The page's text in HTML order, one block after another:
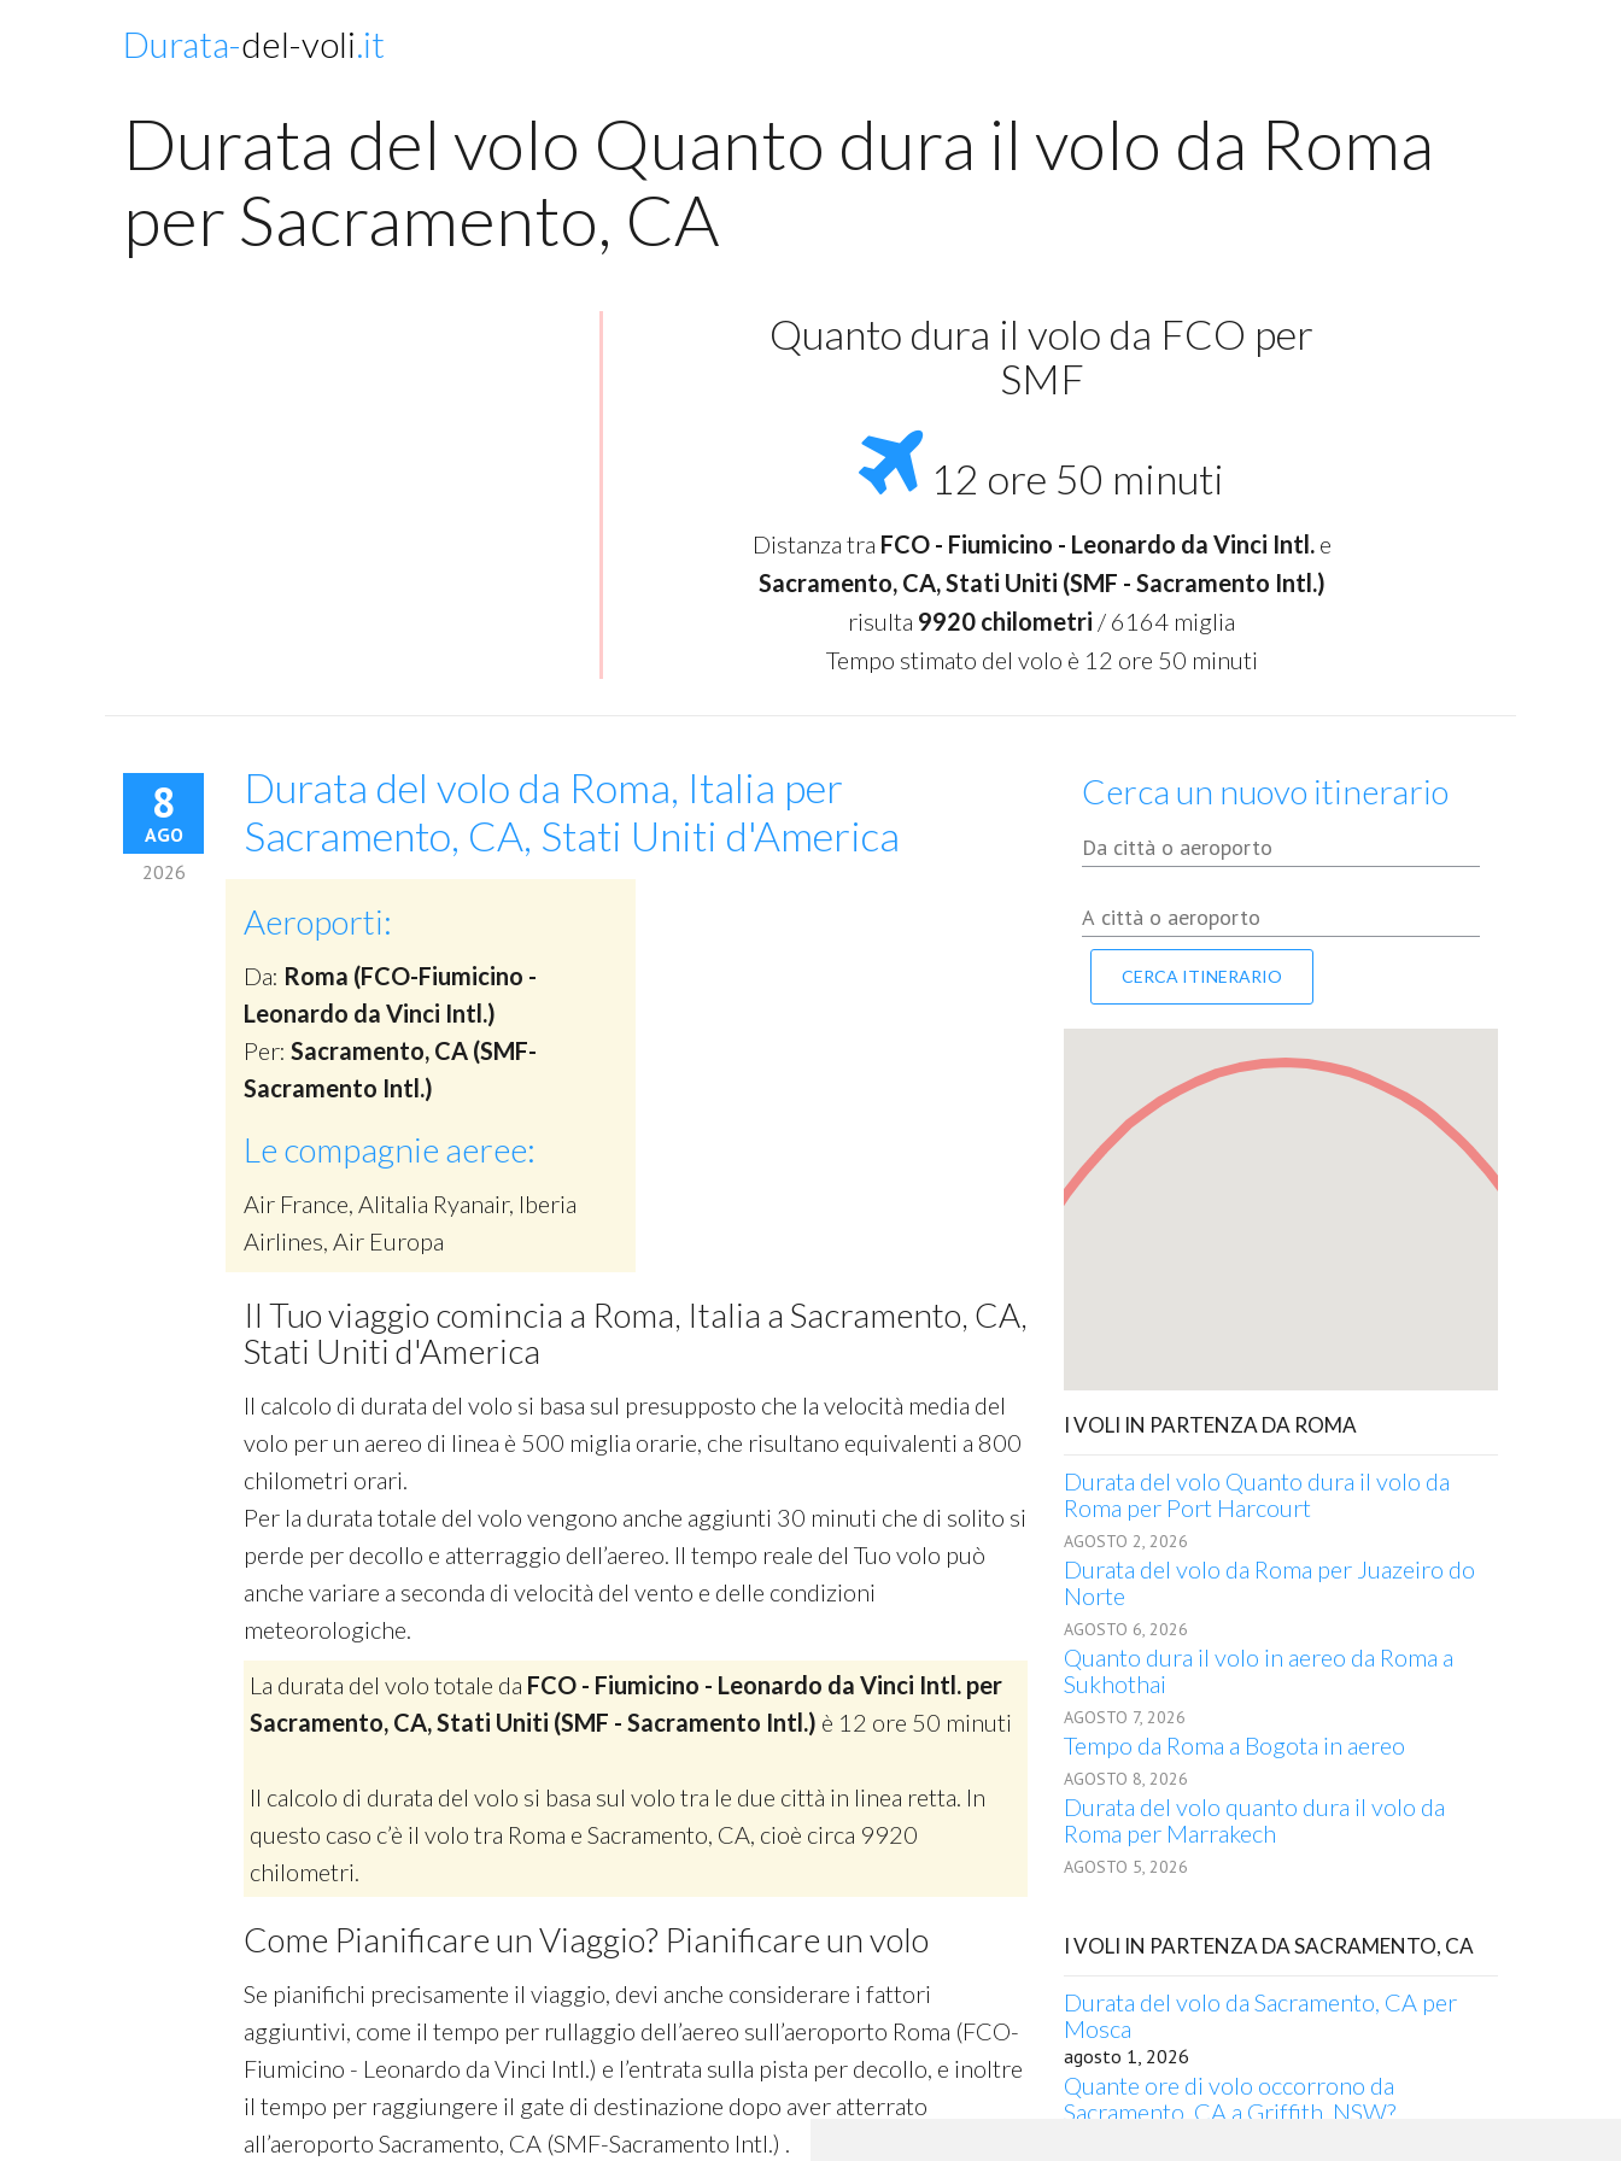
Durata-del-voli.it
Durata del volo Quanto dura il volo da Roma
per Sacramento, CA
Quanto dura il volo da FCO per
SMF
12 ore 50 minuti
Distanza tra FCO - Fiumicino - Leonardo da Vinci Intl.e
Sacramento, CA, Stati Uniti (SMF - Sacramento Intl.)
risulta 9920 chilometri / 6164 miglia
Tempo stimato del volo è 12 ore 50 minuti
8
AGO
2026
Durata del volo da Roma, Italia per
Sacramento, CA, Stati Uniti d'America
Aeroporti:
Da: Roma (FCO-Fiumicino -
Leonardo da Vinci Intl.)
Per: Sacramento, CA (SMF-
Sacramento Intl.)
Le compagnie aeree:
Air France, Alitalia Ryanair, Iberia
Airlines, Air Europa
Il Tuo viaggio comincia a Roma, Italia a Sacramento, CA,
Stati Uniti d'America
Il calcolo di durata del volo si basa sul presupposto che la velocità media del
volo per un aereo di linea è 500 miglia orarie, che risultano equivalenti a 800
chilometri orari.
Per la durata totale del volo vengono anche aggiunti 30 minuti che di solito si
perde per decollo e atterraggio dell’aereo. Il tempo reale del Tuo volo può
anche variare a seconda di velocità del vento e delle condizioni
meteorologiche.
La durata del volo totale da FCO - Fiumicino - Leonardo da Vinci Intl. per
Sacramento, CA, Stati Uniti (SMF - Sacramento Intl.) è 12 ore 50 minuti
Il calcolo di durata del volo si basa sul volo tra le due città in linea retta. In
questo caso c’è il volo tra Roma e Sacramento, CA, cioè circa 9920
chilometri.
Come Pianificare un Viaggio? Pianificare un volo
Se pianifichi precisamente il viaggio, devi anche considerare i fattori
aggiuntivi, come il tempo per rullaggio dell’aereo sull’aeroporto Roma (FCO-
Fiumicino - Leonardo da Vinci Intl.) e l’entrata sulla pista per decollo, e inoltre
il tempo per raggiungere il gate di destinazione dopo aver atterrato
all’aeroporto Sacramento, CA (SMF-Sacramento Intl.) .
Cerca un nuovo itinerario
I VOLI IN PARTENZA DA ROMA
Durata del volo Quanto dura il volo da
Roma per Port Harcourt
AGOSTO 2, 2026
Durata del volo da Roma per Juazeiro do
Norte
AGOSTO 6, 2026
Quanto dura il volo in aereo da Roma a
Sukhothai
AGOSTO 7, 2026
Tempo da Roma a Bogota in aereo
AGOSTO 8, 2026
Durata del volo quanto dura il volo da
Roma per Marrakech
AGOSTO 5, 2026
I VOLI IN PARTENZA DA SACRAMENTO, CA
Durata del volo da Sacramento, CA per
Mosca
agosto 1, 2026
Quante ore di volo occorrono da
Sacramento, CA a Griffith, NSW?